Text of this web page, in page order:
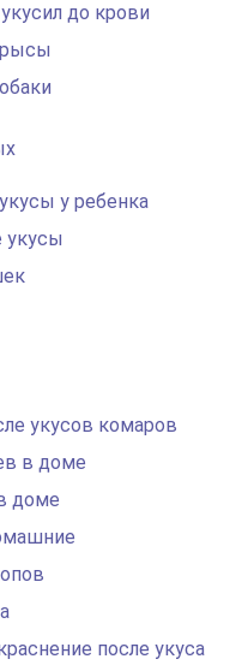
до крови
у ребенка
укусы
укусов комаров
в доме
доме
после укуса